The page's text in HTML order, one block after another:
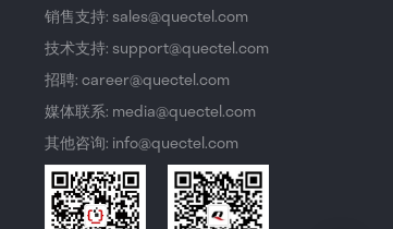
销售支持: sales@quectel.com
技术支持: support@quectel.com
招聘: career@quectel.com
媒体联系: media@quectel.com
其他咨询: info@quectel.com